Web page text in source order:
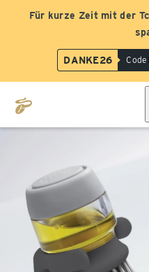
Für kurze Zeit mit der
DANKE26 Code